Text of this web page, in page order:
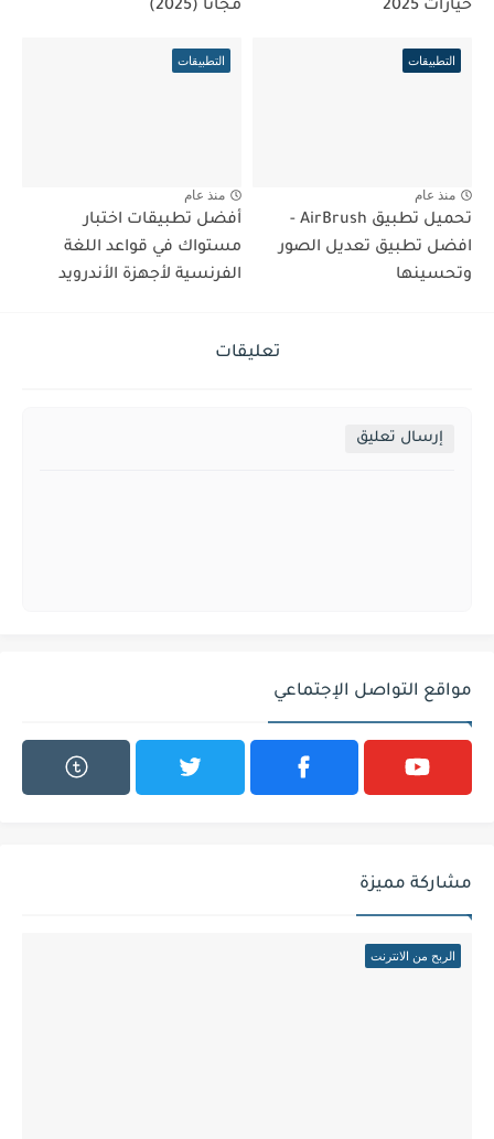
خيارات 2025
مجانا (2025)
التطبيقات
منذ عام
تحميل تطبيق AirBrush -
افضل تطبيق تعديل الصور
وتحسينها
التطبيقات
منذ عام
أفضل تطبيقات اختبار
مستواك في قواعد اللغة
الفرنسية لأجهزة الأندرويد
تعليقات
إرسال تعليق
مواقع التواصل الإجتماعي
مشاركة مميزة
الربح من الانترنت